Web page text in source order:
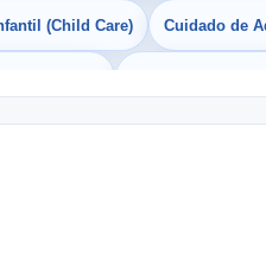
(Child Care) Cuidado de
Empleos para Estudiantes